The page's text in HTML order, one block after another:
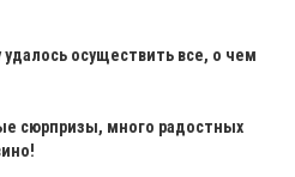
осуществить все, о чем
сюрпризы, много радостных